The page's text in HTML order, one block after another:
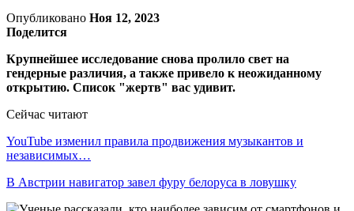
Опубликовано Ноя 12, 2023
Поделится
Крупнейшее исследование снова пролило свет на
гендерные различия, а также привело к неожиданному
открытию. Список "жертв" вас удивит.
Сейчас читают
YouTube изменил правила продвижения музыкантов и
независимых…
В Австрии навигатор завел фуру белоруса в ловушку